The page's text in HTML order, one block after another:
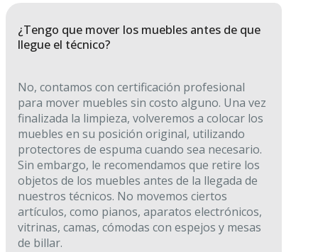
¿Tengo que mover los muebles antes de que
llegue el técnico?
No, contamos con certificación profesional
para mover muebles sin costo alguno. Una vez
finalizada la limpieza, volveremos a colocar los
muebles en su posición original, utilizando
protectores de espuma cuando sea necesario.
Sin embargo, le recomendamos que retire los
objetos de los muebles antes de la llegada de
nuestros técnicos. No movemos ciertos
artículos, como pianos, aparatos electrónicos,
vitrinas, camas, cómodas con espejos y mesas
de billar.